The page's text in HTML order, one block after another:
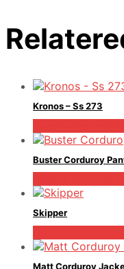
Kronos – Ss 273
Buster Corduroy
Skipper
Matt Corduroy